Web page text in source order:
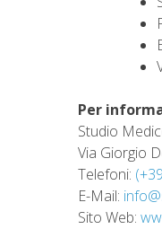
Per
Studio
Via Giorgio
Telefoni:
E-Mail:
Sito Web: